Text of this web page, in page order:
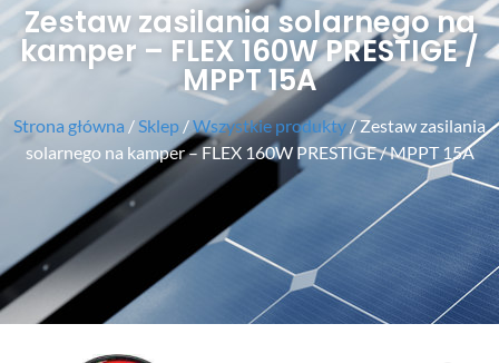
Zestaw zasilania solarnego na
kamper – FLEX 160W PRESTIGE /
MPPT 15A
Strona główna / Sklep /Wszystkie produkty/ Zestaw zasilania
solarnego na kamper – FLEX 160W PRESTIGE / MPPT 15A